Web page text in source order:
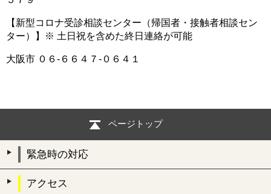
【新型コロナ受診相談センター（帰国者・接触者相談セン
ター）】※ 土日祝を含めた終日連絡が可能
大阪市 ０６-６６４７-０６４１
ページトップ
緊急時の対応
アクセス